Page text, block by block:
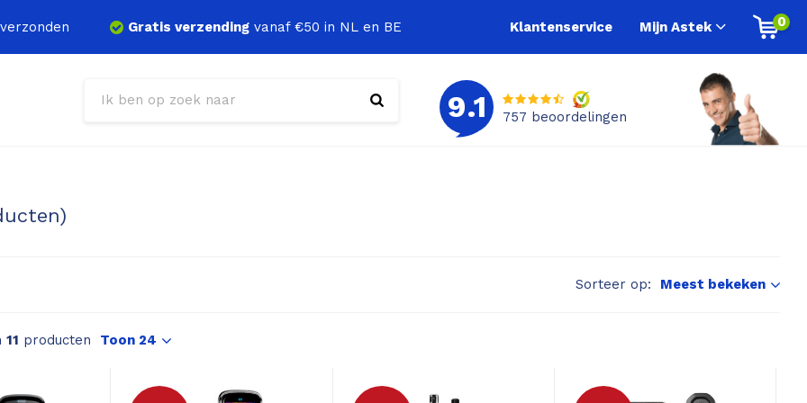
verzonden Gratis verzending vanaf €50 in NL en BE Klantenservice Mijn Astek 0
9.1 757 beoordelingen
Sorteer op: Meest bekeken
11 producten Toon 24